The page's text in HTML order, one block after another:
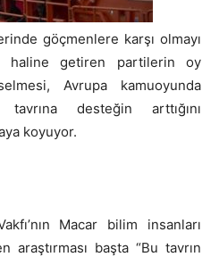
göçmenlere karşı olmayı
haline getiren partilerin oy
Avrupa kamuoyunda
tavrına desteğin arttığını
koyuyor.
Macar bilim insanları
araştırması başta “Bu tavrın